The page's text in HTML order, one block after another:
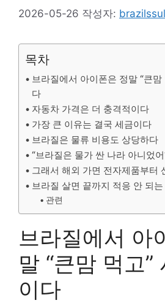
2026-05-26 작성자:
목차
브라질에서 아이폰은 정말 “큰맘
다
자동차 가격은 더 충격적이다
가장 큰 이유는 결국 세금이다
브라질은 물류 비용도 상당하다
“브라질은 물가 싼 나라 아니었어
그래서 해외 가면 전자제품부터
브라질 살면 끝까지 적응 안 되는
관련
브라질에서 아
말 “큰맘 먹고”
이다